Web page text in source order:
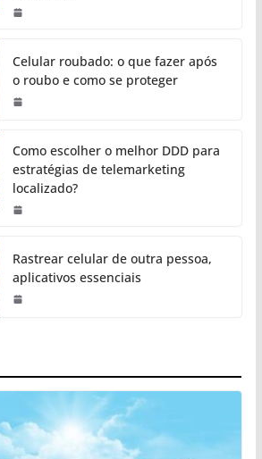
Celular roubado: o que fazer após
o roubo e como se proteger
Como escolher o melhor DDD para
estratégias de telemarketing
localizado?
Rastrear celular de outra pessoa,
aplicativos essenciais